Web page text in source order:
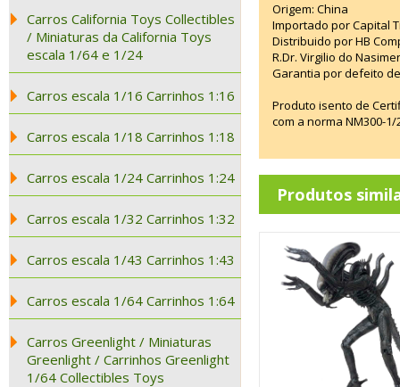
Carros California Toys Collectibles
/ Miniaturas da California Toys
escala 1/64 e 1/24
Carros escala 1/16 Carrinhos 1:16
Carros escala 1/18 Carrinhos 1:18
Carros escala 1/24 Carrinhos 1:24
Carros escala 1/32 Carrinhos 1:32
Carros escala 1/43 Carrinhos 1:43
Carros escala 1/64 Carrinhos 1:64
Carros Greenlight / Miniaturas
Greenlight / Carrinhos Greenlight
1/64 Collectibles Toys
Origem: China
Importado por Capital
Distribuido por HB
R.Dr. Virgilio do
Garantia por defeito
Produto isento de
com a norma NM300-
Produtos